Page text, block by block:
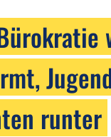
runter